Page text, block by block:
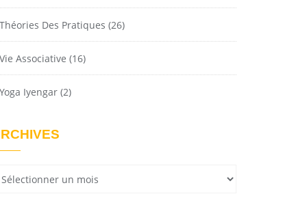
Théories Des Pratiques (26)
Vie Associative (16)
Yoga Iyengar (2)